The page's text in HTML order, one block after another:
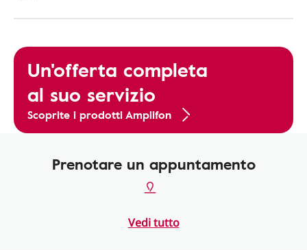
Un'offerta completa
al suo servizio
Scoprite i prodotti Amplifon
Prenotare un appuntamento
Vedi tutto